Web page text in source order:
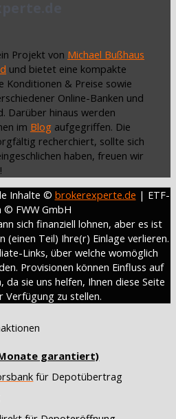
Projekt von Michael Bußhaus
und bietet eine kompakte
Konditionen & Preise sowie
Online-Banken und
Darüber hinaus werden
im Blog aufgegriffen. Die
recherchiert, sollte sich
haben, freuen wir
Inhalte © brokerexperte.de | ETF-
© FWW GmbH
sich finanziell lohnen, aber es ist
(einen Teil) Ihre(r) Einlage verlieren.
Links, über welche womöglich
Provisionen können Einfluss auf
sie uns helfen, Ihnen diese Seite
Verfügung zu stellen.
Monate garantiert)
für Depotübertrag